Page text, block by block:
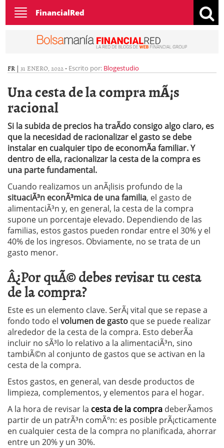
Toggle
navigation
FinancialRed
FR | 31 ENERO, 2022- Escrito por: Blogestudio
Una cesta de la compra mÃ¡s
racional
Si la subida de precios ha traÃ­do consigo algo claro, es
que la necesidad de racionalizar el gasto se debe
instalar en cualquier tipo de economÃ­a familiar. Y
dentro de ella, racionalizar la cesta de la compra es
una parte fundamental.
Cuando realizamos un anÃ¡lisis profundo de la
situaciÃ³n econÃ³mica de una familia, el gasto de
alimentaciÃ³n y, en general, la cesta de la compra
supone un porcentaje elevado. Dependiendo de las
familias, estos gastos pueden rondar entre el 30% y el
40% de los ingresos. Obviamente, no se trata de un
gasto menor.
Â¿Por quÃ© debes revisar tu cesta
de la compra?
Este es un elemento clave. SerÃ¡ vital que se repase a
fondo todo el volumen de gasto que se puede realizar
alrededor de la cesta de la compra. Esto deberÃ­a
incluir no sÃ³lo lo relativo a la alimentaciÃ³n, sino
tambiÃ©n al conjunto de gastos que se activan en la
cesta de la compra.
Estos gastos, en general, van desde productos de
limpieza, complementos, y elementos para el hogar.
A la hora de revisar la cesta de la compra deberÃ­amos
partir de un patrÃ³n comÃºn: es posible prÃ¡cticamente
en cualquier cesta de la compra no planificada, ahorrar
entre un 20% y un 30%.